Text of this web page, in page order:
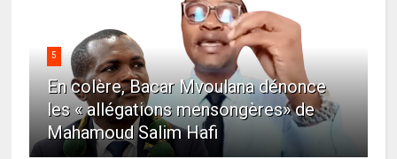
5
En colère, Bacar Mvoulana dénonce
les « allégations mensongères» de
Mahamoud Salim Hafi